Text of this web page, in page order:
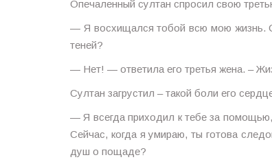
Опечаленный султан спросил свою
— Я восхищался тобой всю мою жизнь.
теней?
— Нет! — ответила его третья жена. –
Султан загрустил – такой боли его
— Я всегда приходил к тебе за
Сейчас, когда я умираю, ты готова
душ о пощаде?